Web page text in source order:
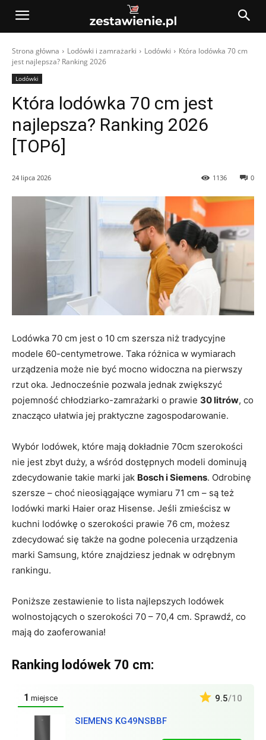
Strona główna Lodówki i zamrażarki Lodówki
Która lodówka 70 cm
jest najlepsza? Ranking 2026
Lodówki
Która lodówka 70 cm jest
najlepsza? Ranking 2026
[TOP6]
24 lipca 2026 0
1136
Lodówka 70 cm jest o 10 cm szersza niż tradycyjne
modele 60-centymetrowe. Taka różnica w wymiarach
urządzenia może nie być mocno widoczna na pierwszy
rzut oka. Jednocześnie pozwala jednak zwiększyć
pojemność chłodziarko-zamrażarki o prawie 30 litrów, co
znacząco ułatwia jej praktyczne zagospodarowanie.
Wybór lodówek, które mają dokładnie 70cm szerokości
nie jest zbyt duży, a wśród dostępnych modeli dominują
zdecydowanie takie marki jak Bosch i Siemens. Odrobinę
szersze – choć nieosiągające wymiaru 71 cm – są też
lodówki marki Haier oraz Hisense. Jeśli zmieścisz w
kuchni lodówkę o szerokości prawie 76 cm, możesz
zdecydować się także na godne polecenia urządzenia
marki Samsung, które znajdziesz jednak w odrębnym
rankingu.
Poniższe zestawienie to lista najlepszych lodówek
wolnostojących o szerokości 70 – 70,4 cm. Sprawdź, co
mają do zaoferowania!
Ranking lodówek 70 cm:
1 miejsce
SIEMENS KG49NSBBF
9.5/10